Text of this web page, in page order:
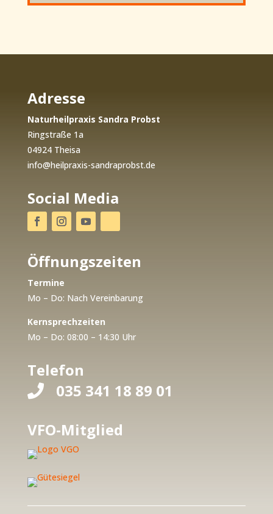
Adresse
Naturheilpraxis Sandra Probst
Ringstraße 1a
04924 Theisa
info@heilpraxis-sandraprobst.de
Social Media
Öffnungszeiten
Termine
Mo – Do: Nach Vereinbarung
Kernsprechzeiten
Mo – Do: 08:00 – 14:30 Uhr
Telefon

035 341 18 89 01
VFO-Mitglied